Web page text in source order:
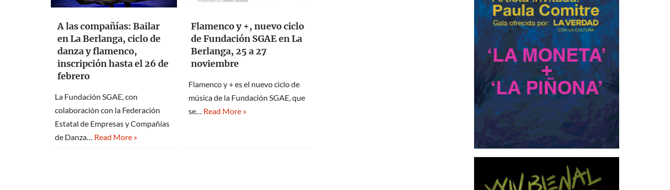
A las compañías: Bailar
en La Berlanga, ciclo de
danza y flamenco,
inscripción hasta el 26 de
febrero
La Fundación SGAE, con
colaboración con la Federación
Estatal de Empresas y Compañías
de Danza… Read More »
Flamenco y +, nuevo ciclo
de Fundación SGAE en La
Berlanga, 25 a 27
noviembre
Flamenco y + es el nuevo ciclo de
música de la Fundación SGAE, que
se… Read More »